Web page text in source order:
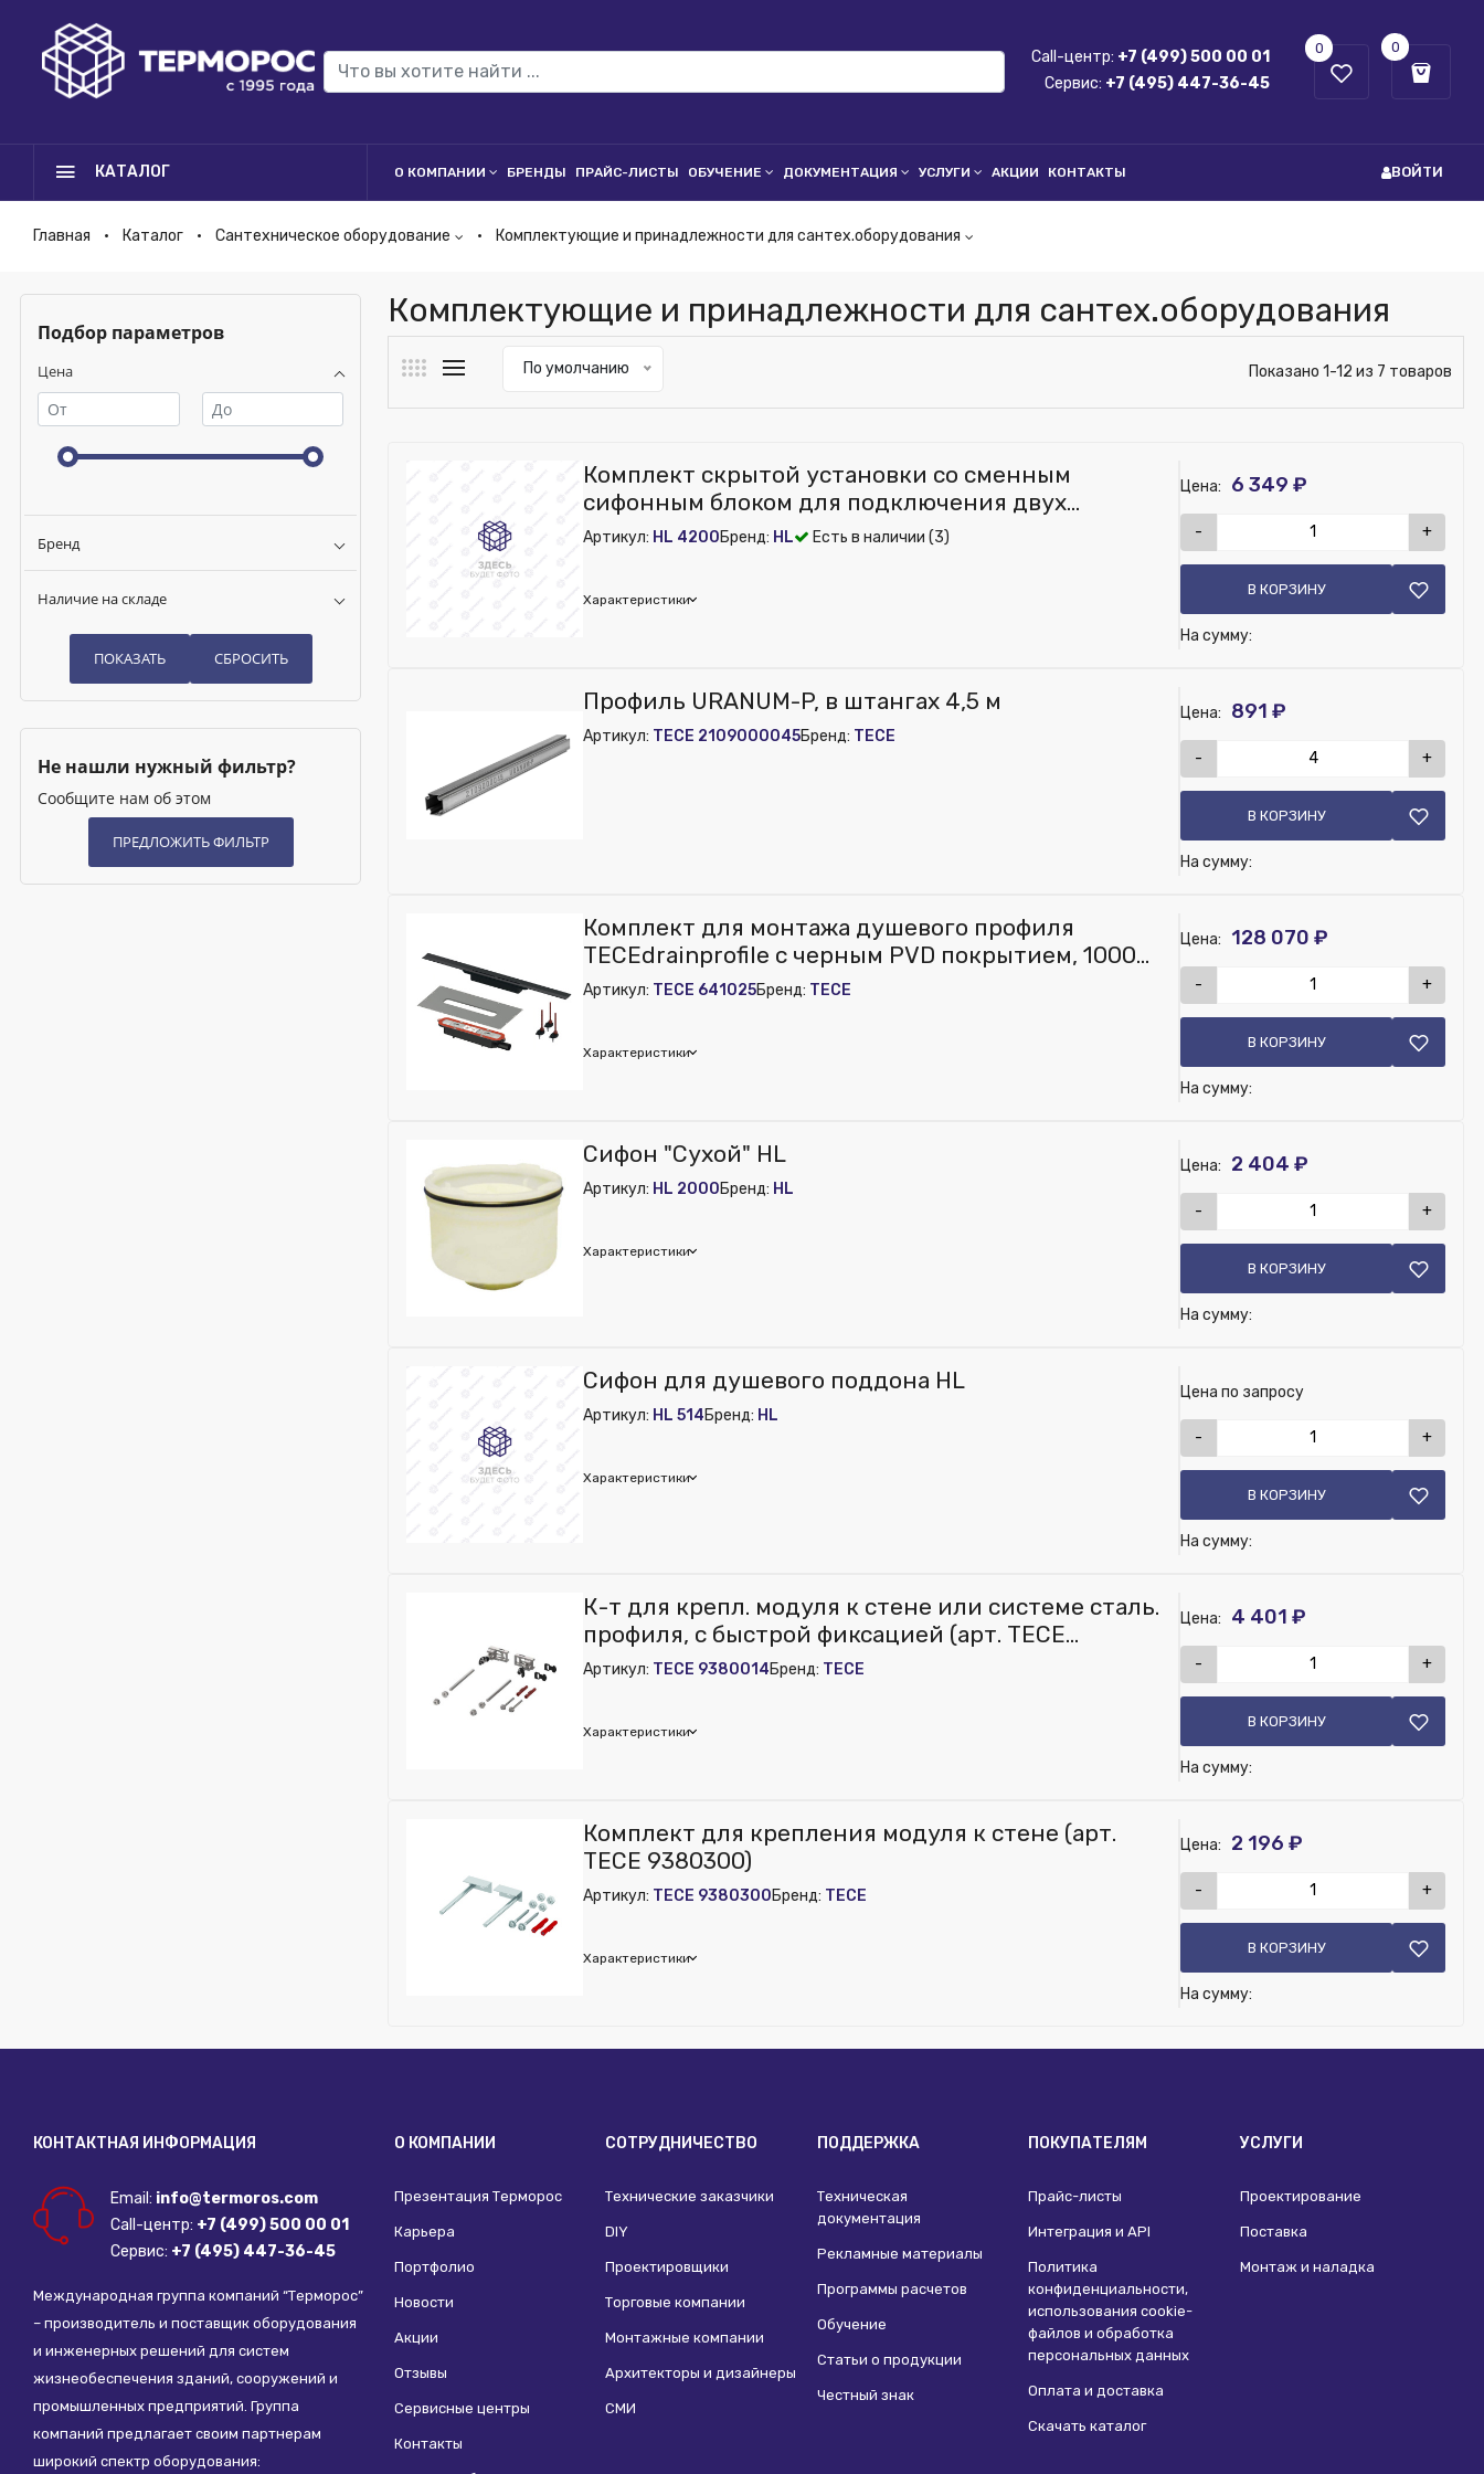
Call-центр: +7 (499) 500 00 01
Сервис: +7 (495) 447-36-45
0 0
КАТАЛОГ О КОМПАНИИ БРЕНДЫ ПРАЙС-ЛИСТЫ ОБУЧЕНИЕ ДОКУМЕНТАЦИЯ УСЛУГИ АКЦИИ КОНТАКТЫ ВОЙТИ
Главная Каталог Сантехническое оборудование Комплектующие и принадлежности для сантех.оборудования
Подбор параметров
Цена
Бренд
Наличие на складе
Не нашли нужный фильтр?
Сообщите нам об этом
Комплектующие и принадлежности для сантех.оборудования
По умолчанию Показано 1-12 из 7 товаров
Комплект скрытой установки со сменным
сифонным блоком для подключения двух
стиральных, сушильных или посудомоечных
Артикул: HL 4200Бренд: HL Есть в наличии (3)
Характеристики
Цена: 6 349 ₽
- +
В КОРЗИНУ
На сумму:
295
Высота (мм):155
Профиль URANUM-P, в штангах 4,5 м
Артикул: TECE 2109000045Бренд: TECE
Цена: 891 ₽
- +
В КОРЗИНУ
На сумму:
Комплект для монтажа душевого профиля
TECEdrainprofile с черным PVD покрытием, 1000
мм
Артикул: TECE 641025Бренд: TECE
Характеристики
Цена: 128 070 ₽
- +
В КОРЗИНУ
На сумму:
Исключить из публикации на веб-витрине mag1c:
Сифон "Сухой" HL
Артикул: HL 2000Бренд: HL
Характеристики
Цена: 2 404 ₽
- +
В КОРЗИНУ
На сумму:
Сифон для душевого поддона HL
Артикул: HL 514Бренд: HL
Характеристики
Цена по запросу
- +
В КОРЗИНУ
На сумму:
К-т для крепл. модуля к стене или системе сталь.
профиля, с быстрой фиксацией (арт. TECE
9380014)
Артикул: TECE 9380014Бренд: TECE
Характеристики
Цена: 4 401 ₽
- +
В КОРЗИНУ
На сумму:
Ширина (мм):
Высота (мм):40
Комплект для крепления модуля к стене (арт.
TECE 9380300)
Артикул: TECE 9380300Бренд: TECE
Характеристики
Цена: 2 196 ₽
- +
В КОРЗИНУ
На сумму:
Бренд:TECE
КОНТАКТНАЯ ИНФОРМАЦИЯ
Email: info@termoros.com
Call-центр: +7 (499) 500 00 01
Сервис: +7 (495) 447-36-45
Международная группа компаний “Терморос”
– производитель и поставщик оборудования
и инженерных решений для систем
жизнеобеспечения зданий, сооружений и
промышленных предприятий. Группа
компаний предлагает своим партнерам
широкий спектр оборудования:
О КОМПАНИИ
Презентация Терморос
Карьера
Портфолио
Новости
Акции
Отзывы
Сервисные центры
Контакты
СОТРУДНИЧЕСТВО
Технические заказчики
DIY
Проектировщики
Торговые компании
Монтажные компании
Архитекторы и дизайнеры
СМИ
ПОДДЕРЖКА
Техническая
документация
Рекламные материалы
Программы расчетов
Обучение
Статьи о продукции
Честный знак
ПОКУПАТЕЛЯМ
Прайс-листы
Интеграция и API
Политика
конфиденциальности,
использования сookie-
файлов и обработка
персональных данных
Оплата и доставка
Скачать каталог
УСЛУГИ
Проектирование
Поставка
Монтаж и наладка